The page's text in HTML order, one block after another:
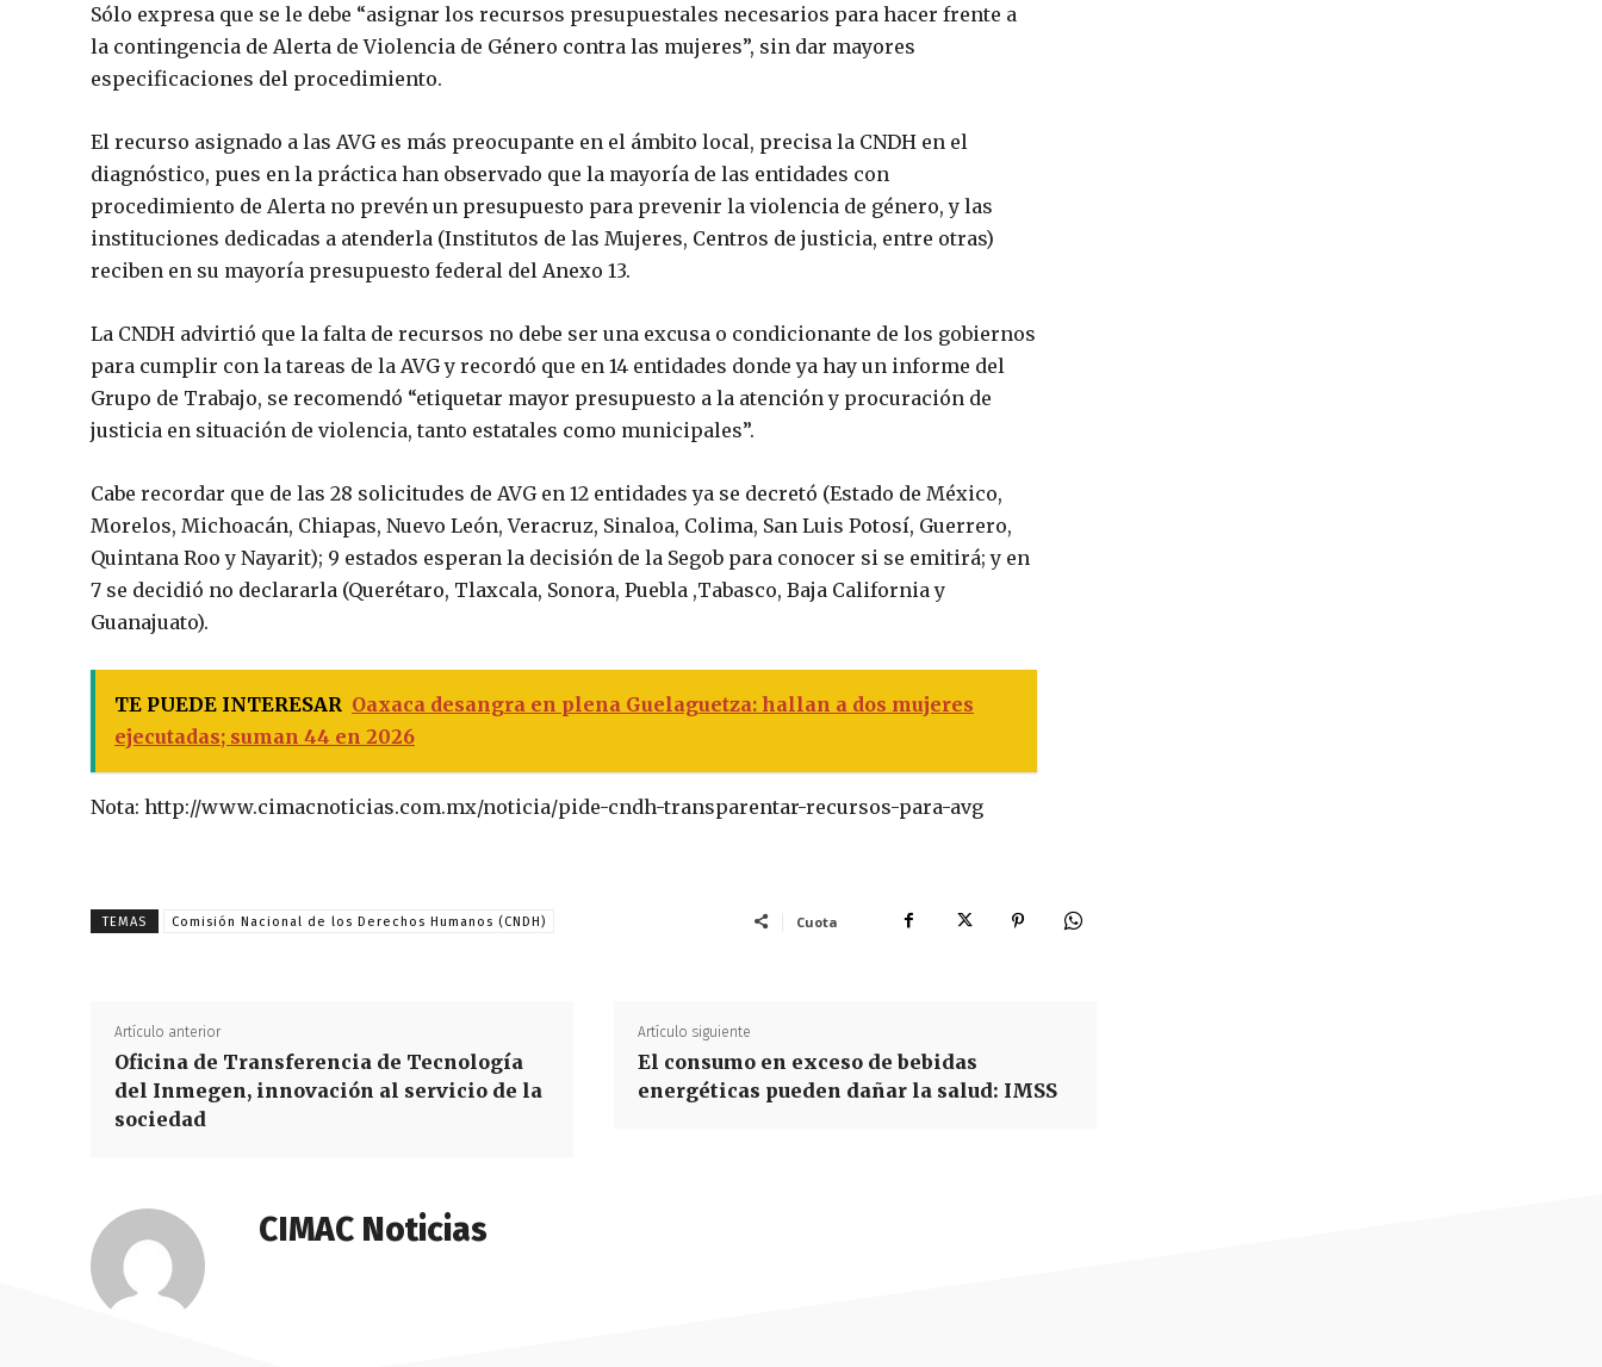
Sólo expresa que se le debe “asignar los recursos presupuestales necesarios para hacer frente a
la contingencia de Alerta de Violencia de Género contra las mujeres”, sin dar mayores
especificaciones del procedimiento.
El recurso asignado a las AVG es más preocupante en el ámbito local, precisa la CNDH en el
diagnóstico, pues en la práctica han observado que la mayoría de las entidades con
procedimiento de Alerta no prevén un presupuesto para prevenir la violencia de género, y las
instituciones dedicadas a atenderla (Institutos de las Mujeres, Centros de justicia, entre otras)
reciben en su mayoría presupuesto federal del Anexo 13.
La CNDH advirtió que la falta de recursos no debe ser una excusa o condicionante de los gobiernos
para cumplir con la tareas de la AVG y recordó que en 14 entidades donde ya hay un informe del
Grupo de Trabajo, se recomendó “etiquetar mayor presupuesto a la atención y procuración de
justicia en situación de violencia, tanto estatales como municipales”.
Cabe recordar que de las 28 solicitudes de AVG en 12 entidades ya se decretó (Estado de México,
Morelos, Michoacán, Chiapas, Nuevo León, Veracruz, Sinaloa, Colima, San Luis Potosí, Guerrero,
Quintana Roo y Nayarit); 9 estados esperan la decisión de la Segob para conocer si se emitirá; y en
7 se decidió no declararla (Querétaro, Tlaxcala, Sonora, Puebla ,Tabasco, Baja California y
Guanajuato).
TE PUEDE INTERESAR Oaxaca desangra en plena Guelaguetza: hallan a dos mujeres
ejecutadas; suman 44 en 2026
Nota: http://www.cimacnoticias.com.mx/noticia/pide-cndh-transparentar-recursos-para-avg
TEMAS Comisión Nacional de los Derechos Humanos (CNDH) Cuota
Artículo anterior
Oficina de Transferencia de Tecnología
del Inmegen, innovación al servicio de la
sociedad
Artículo siguiente
El consumo en exceso de bebidas
energéticas pueden dañar la salud: IMSS
CIMAC Noticias